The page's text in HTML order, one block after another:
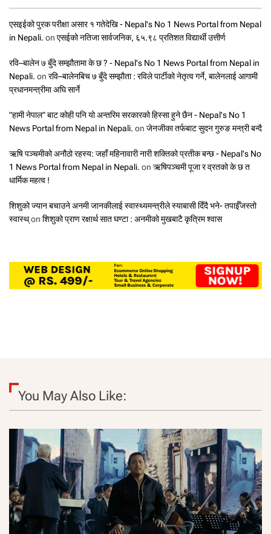
एसइईको पुरक परीक्षा असार १ गतेदेखि - Nepal's No 1 News Portal from Nepal
in Nepali. on एसईको नतिजा सार्वजनिक, ६५.९८ प्रतिशत विद्यार्थी उत्तीर्ण
रवि–बालेन ७ बुँदे सम्झौतामा के छ ? - Nepal's No 1 News Portal from Nepal in
Nepali. on रवि–बालेनबिच ७ बुँदे सम्झौता : रविले पार्टीको नेतृत्व गर्ने, बालेनलाई आगामी
प्रधानमन्त्रीमा अघि सार्ने
"हामी नेपाल" बाट कोही पनि यो अन्तरिम सरकारको हिस्सा हुने छैन - Nepal's No 1
News Portal from Nepal in Nepali. on जेनजीका तर्फबाट सुदन गुरुङ मन्त्री बन्दै
ऋषि पञ्चमीको अनौठो रहस्य: जहाँ महिनावारी नारी शक्तिको प्रतीक बन्छ - Nepal's No
1 News Portal from Nepal in Nepali. on ऋषिपञ्चमी पूजा र व्रतको के छ त
धार्मिक महत्व !
शिशुको ज्यान बचाउने अनमी जानकीलाई स्वास्थ्यमन्त्रीले स्याबासी दिँदै भने- तपाईँजस्तो
स्वास्थ्on शिशुको प्राण रक्षार्थ सात घण्टा : अनमीको मुखबाटै कृत्रिम श्वास
You May Also Like: